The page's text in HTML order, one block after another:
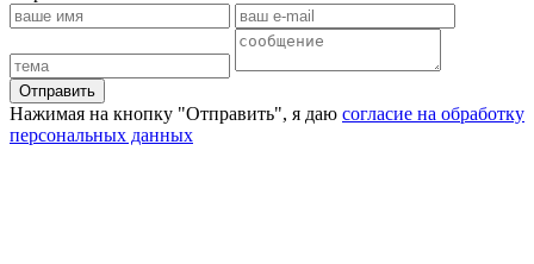
Отправить
Нажимая на кнопку "Отправить", я даю согласие на обработку
персональных данных